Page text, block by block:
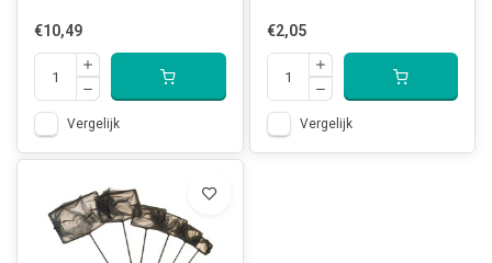
€10,49
Vergelijk
€2,05
Vergelijk